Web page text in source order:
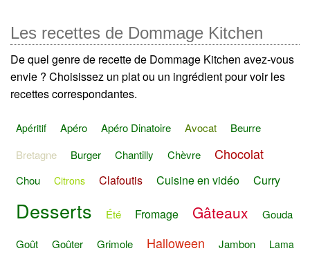
Les recettes de Dommage Kitchen
De quel genre de recette de Dommage Kitchen avez-vous
envie ? Choisissez un plat ou un ingrédient pour voir les
recettes correspondantes.
Apéritif Apéro Apéro Dinatoire Avocat
Beurre
Bretagne
Burger Chantilly Chèvre Chocolat
Chou Citrons Clafoutis Cuisine en vidéo Curry
Desserts Été Fromage Gâteaux Gouda
Goût Goûter Grimole Halloween Jambon Lama